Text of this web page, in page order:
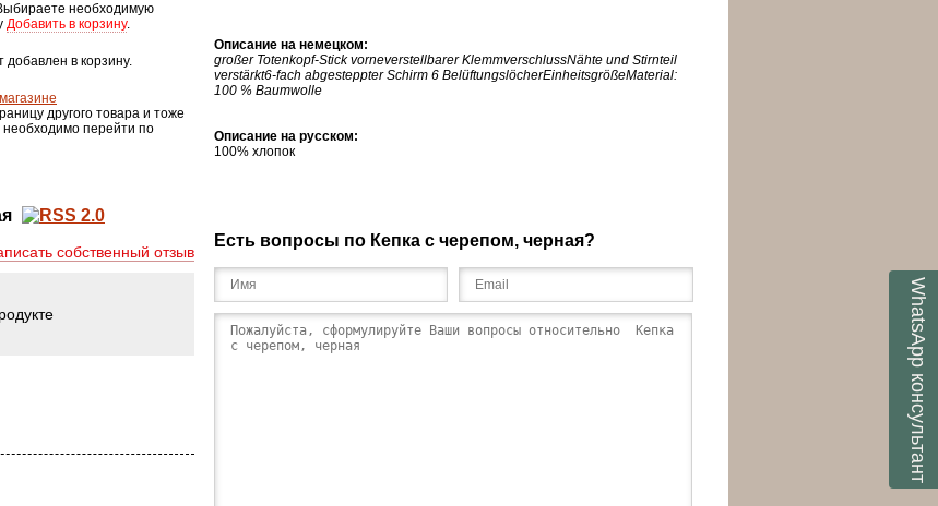
необходимую
Добавить в корзину.
добавлен в корзину.
другого товара и тоже
необходимо перейти по
собственный отзыв
Описание на немецком:
großer Totenkopf-Stick vorneverstellbarer KlemmverschlussNähte und Stirnteil
verstärkt6-fach abgesteppter Schirm 6 BelüftungslöcherEinheitsgrößeMaterial:
100 % Baumwolle
Описание на русском:
100% хлопок
Есть вопросы по Кепка с черепом, черная?
WhatsApp
консультант